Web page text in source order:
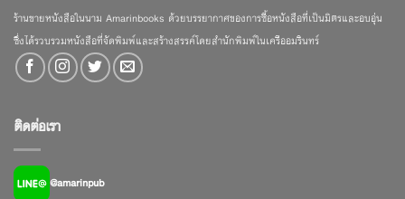
ร้านขายหนังสือในนาม Amarinbooks ด้วยบรรยากาศของการซื้อหนังสือที่เป็นมิตรและอบอุ่น
ซึ่งได้รวบรวมหนังสือที่จัดพิมพ์และสร้างสรรค์โดยสำนักพิมพ์ในเครืออมรินทร์
ติดต่อเรา
@amarinpub